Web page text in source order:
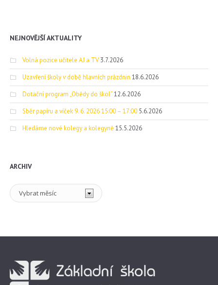
NEJNOVĚJŠÍ AKTUALITY
Volná pozice učitele AJ a TV 3.7.2026
Uzavření školy v době hlavních prázdnin 18.6.2026
Dotační program „Obědy do škol“12.6.2026
Sběr papíru a víček 9. 6. 2026 15:00 – 17:00 5.6.2026
Hledáme nové kolegy a kolegyně 15.5.2026
ARCHIV
Archiv